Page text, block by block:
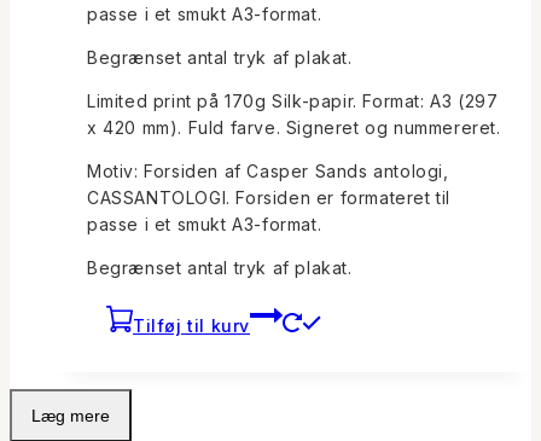
passe i et smukt A3-format.
Begrænset antal tryk af plakat.
Limited print på 170g Silk-papir. Format: A3 (297
x 420 mm). Fuld farve. Signeret og nummereret.
Motiv: Forsiden af Casper Sands antologi,
CASSANTOLOGI. Forsiden er formateret til
passe i et smukt A3-format.
Begrænset antal tryk af plakat.
Tilføj til kurv
Læg mere